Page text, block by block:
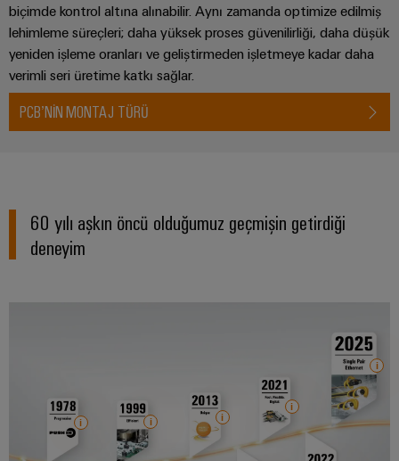
biçimde kontrol altına alınabilir. Aynı zamanda optimize edilmiş
lehimleme süreçleri; daha yüksek proses güvenilirliği, daha düşük
yeniden işleme oranları ve geliştirmeden işletmeye kadar daha
verimli seri üretime katkı sağlar.
PCB’NIN MONTAJ TÜRÜ
60 yılı aşkın öncü olduğumuz geçmişin getirdiği
deneyim